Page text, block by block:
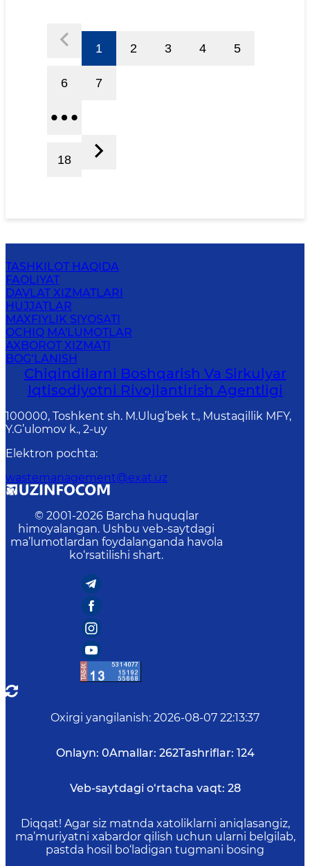
1 2 3 4 5
6 7
18
TASHKILOT HAQIDA
FAOLIYAT
DAVLAT XIZMATLARI
HUJJATLAR
MAXFIYLIK SIYOSATI
OCHIQ MA'LUMOTLAR
AXBOROT XIZMATI
BOG‘LANISH
Chiqindilarni Boshqarish Va Sirkulyar
Iqtisodiyotni Rivojlantirish Agentligi
100000, Toshkent sh. M.Ulug’bek t., Mustaqillik MFY,
Y.G’ulomov k., 2-uy
Elektron pochta:
wastemanagement@exat.uz
© 2001-2026 Barcha huquqlar
himoyalangan. Ushbu veb-saytdagi
ma’lumotlardan foydalanganda havola
ko‘rsatilishi shart.
Oxirgi yangilanish: 2026-08-07 22:13:37
Onlayn: 0Amallar: 262Tashriflar: 124
Veb-saytdagi o‘rtacha vaqt: 28
Diqqat! Agar siz matnda xatoliklarni aniqlasangiz,
ma’muriyatni xabardor qilish uchun ularni belgilab,
pastda hosil bo‘ladigan tugmani bosing